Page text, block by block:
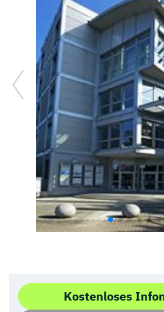
Kostenloses